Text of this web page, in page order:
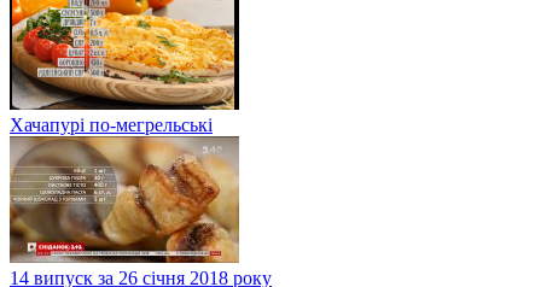
Хачапурі по-мегрельські
14 випуск за 26 січня 2018 року